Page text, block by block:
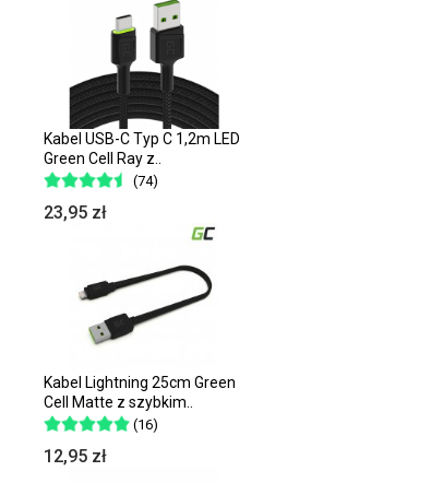
Kabel USB-C Typ C 1,2m LED
Green Cell Ray z..
(74)
23,95 zł
Kabel Lightning 25cm Green
Cell Matte z szybkim..
(16)
12,95 zł